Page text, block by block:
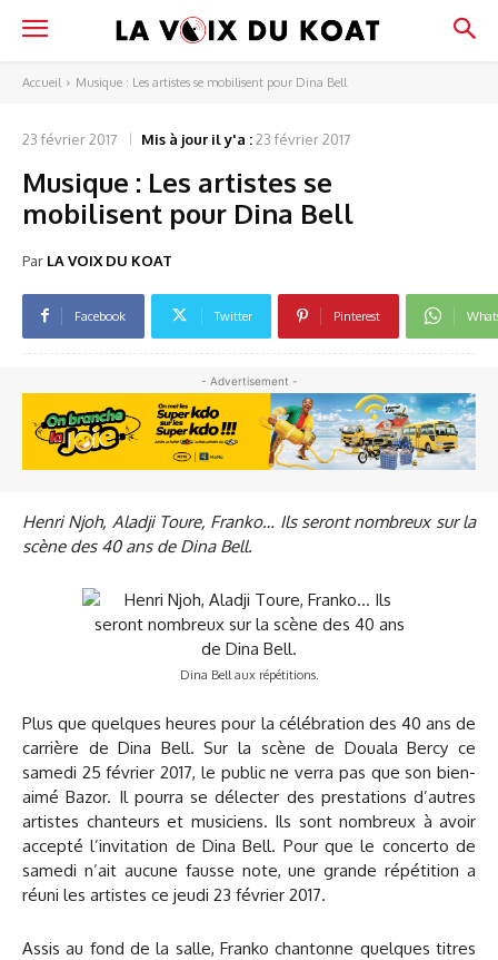
Accueil Musique : Les artistes se mobilisent pour Dina Bell
23 février 2017 Mis à jour il y'a :23 février 2017
Musique : Les artistes se
mobilisent pour Dina Bell
Par LA VOIX DU KOAT
Facebook Twitter Pinterest
- Advertisement -
Henri Njoh, Aladji Toure, Franko… Ils seront nombreux sur la
scène des 40 ans de Dina Bell.
Dina Bell aux répétitions.
Plus que quelques heures pour la célébration des 40 ans de
carrière de Dina Bell. Sur la scène de Douala Bercy ce
samedi 25 février 2017, le public ne verra pas que son bien-
aimé Bazor. Il pourra se délecter des prestations d’autres
artistes chanteurs et musiciens. Ils sont nombreux à avoir
accepté l’invitation de Dina Bell. Pour que le concerto de
samedi n’ait aucune fausse note, une grande répétition a
réuni les artistes ce jeudi 23 février 2017.
Assis au fond de la salle, Franko chantonne quelques titres